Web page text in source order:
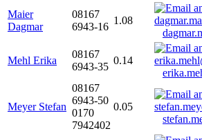
Maier
Dagmar
08167
6943-16
1.08
Mehl Erika
08167
6943-35
0.14
Meyer Stefan
08167
6943-50
0170
7942402
0.05